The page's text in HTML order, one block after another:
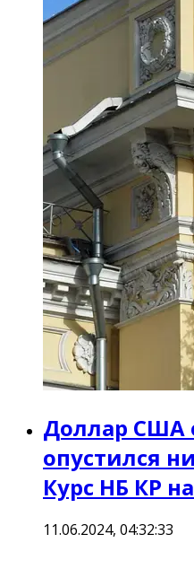
Доллар США
опустился
Курс НБ КР
11.06.2024, 04:32:33